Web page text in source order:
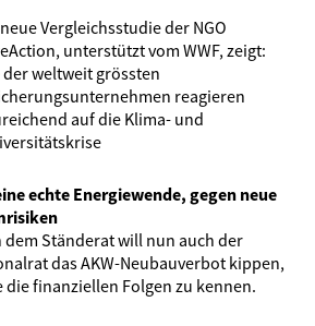
Vergleichsstudie der NGO
unterstützt vom WWF, zeigt:
der weltweit grössten
reagieren
auf die Klima- und
echte Energiewende, gegen neue
dem Ständerat will nun auch der
das AKW-Neubauverbot kippen,
die finanziellen Folgen zu kennen.